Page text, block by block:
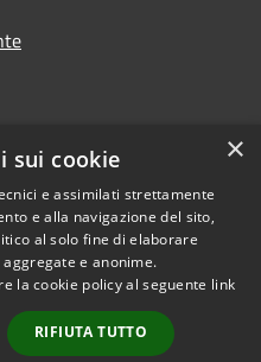
Copyright © 2026 • Comune di
Ariccia • Powered by
Municipium•
Accesso
×
sui cookie
e assimilati strettamente
e alla navigazione del sito,
al solo fine di elaborare
e anonime.
la cookie policy al seguente link
RIFIUTA TUTTO